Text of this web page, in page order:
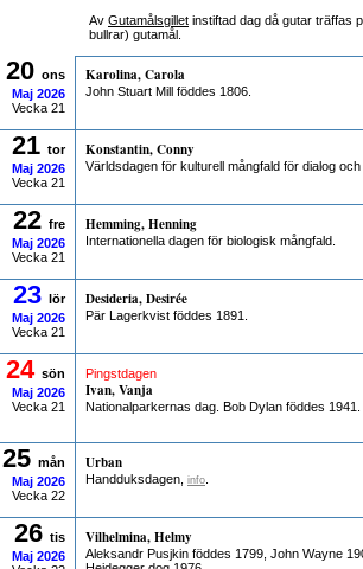
Av Gutamålsgillet instiftad dag då gutar träffas
bullrar) gutamål.
20 ons
Maj 2026
Vecka 21
Karolina, Carola
John Stuart Mill föddes 1806.
21 tor
Maj 2026
Vecka 21
Konstantin, Conny
Världsdagen för kulturell mångfald för dialog
22 fre
Maj 2026
Vecka 21
Hemming, Henning
Internationella dagen för biologisk mångfald.
23 lör
Maj 2026
Vecka 21
Desideria, Desirée
Pär Lagerkvist föddes 1891.
24 sön
Maj 2026
Vecka 21
Pingstdagen
Ivan, Vanja
Nationalparkernas dag. Bob Dylan föddes 1941.
25 mån
Maj 2026
Vecka 22
Urban
Handduksdagen, info
26 tis
Maj 2026
Vilhelmina, Helmy
Aleksandr Pusjkin föddes 1799, John Wayne